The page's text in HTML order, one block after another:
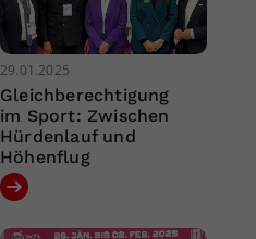
29.01.2025
Gleichberechtigung
im Sport: Zwischen
Hürdenlauf und
Höhenflug